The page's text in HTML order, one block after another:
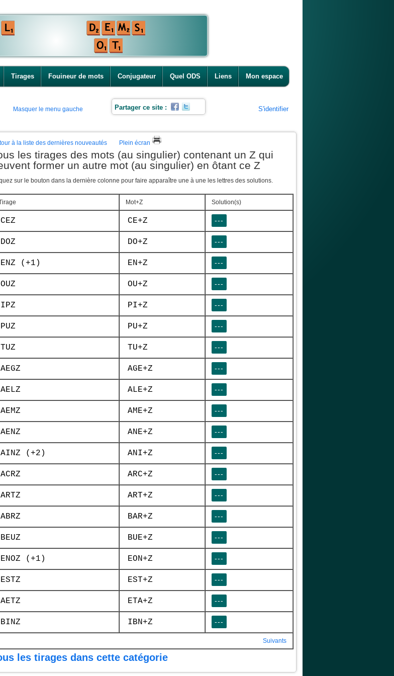
Tirages Fouineur de mots Conjugateur Quel ODS Liens Mon espace
Masquer le menu gauche Partager ce site : S'identifier
à la liste des dernières nouveautés Plein écran
les tirages des mots (au singulier) contenant un Z qui
former un autre mot (au singulier) en ôtant ce Z
sur le bouton dans la dernière colonne pour faire apparaître une à une les lettres des solutions.
Mot+Z Solution(s)
CEZ CE+Z ---
DOZ DO+Z ---
ENZ (+1) EN+Z ---
OUZ OU+Z ---
IPZ PI+Z ---
PUZ PU+Z ---
TUZ TU+Z ---
AEGZ AGE+Z ---
AELZ ALE+Z ---
AEMZ AME+Z ---
AENZ ANE+Z ---
AINZ (+2) ANI+Z ---
ACRZ ARC+Z ---
ARTZ ART+Z ---
ABRZ BAR+Z ---
BEUZ BUE+Z ---
ENOZ (+1) EON+Z ---
ESTZ EST+Z ---
AETZ ETA+Z ---
BINZ IBN+Z ---
Suivants
les tirages dans cette catégorie